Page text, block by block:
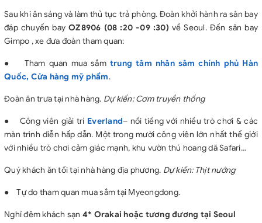
Sau khi ăn sáng và làm thủ tục trả phòng. Đoàn khởi hành ra sân bay
đáp chuyến bay OZ8906 (08 :20 -09:30) về Seoul. Đến sân bay
Gimpo , xe đưa đoàn tham quan:
● Tham quan mua sắm trung tâm nhân sâm chính phủ Hàn
Quốc, Cửa hàng mỹ phẩm.
Đoàn ăn trưa tại nhà hàng. Dự kiến: Cơm truyền thống
● Công viên giải trí Everland– nổi tiếng với nhiều trò chơi & các
màn trình diễn hấp dẫn. Một trong mười công viên lớn nhất thế giới
với nhiều trò chơi cảm giác mạnh, khu vườn thú hoang dã Safari…
Quý khách ăn tối tại nhà hàng địa phương. Dự kiến: Thịt nướng
●Tự do tham quan mua sắm tại Myeongdong.
Nghỉ đêm khách sạn 4* Orakai hoặc tương đương tại Seoul